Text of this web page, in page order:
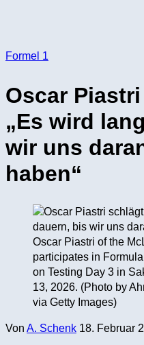
Formel 1
Oscar
„Es wird
wir uns
haben“
Oscar Piastri of the
participates in
on Testing Day 3 in
13, 2026. (Photo by
via Getty Images)
Von A. Schenk 18. Februar